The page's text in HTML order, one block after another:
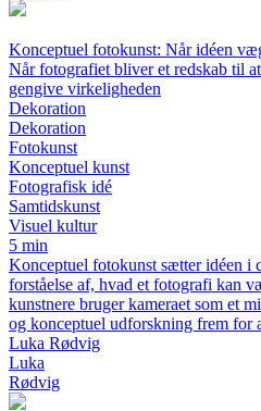
Konceptuel fotokunst: Når idéen
Når fotografiet bliver et redskab til
gengive virkeligheden
Dekoration
Dekoration
Fotokunst
Konceptuel kunst
Fotografisk idé
Samtidskunst
Visuel kultur
5 min
Konceptuel fotokunst sætter idéen i
forståelse af, hvad et fotografi kan
kunstnere bruger kameraet som et
og konceptuel udforskning frem for
Luka Rødvig
Luka
Rødvig